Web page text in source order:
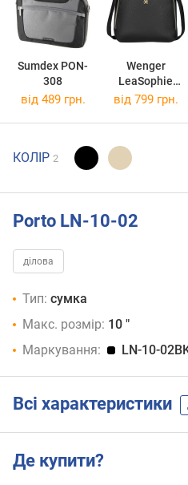
Sumdex PON-
308
Wenger
LeaSophie
Crossbody Tote
від 489 грн. від 799 грн.
КОЛІР 2
Porto LN-10-02
ділова
Тип: сумка
Макс. розмір: 10 "
Маркування:
LN-10-
Всі характеристики
Де купити?